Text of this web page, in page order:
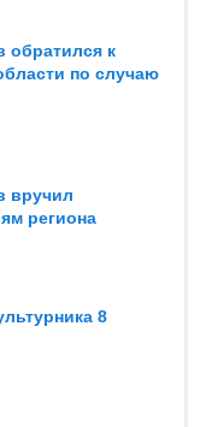
обратился к
по случаю
вручил
региона
8